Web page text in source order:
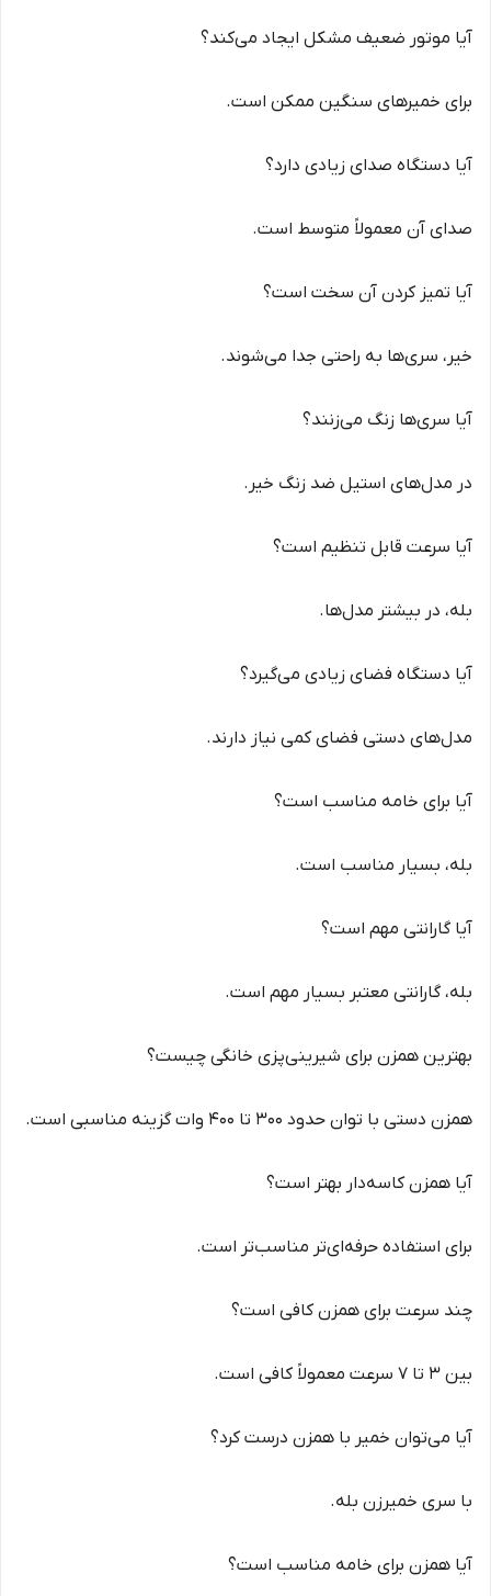
آیا موتور ضعیف مشکل ایجاد می‌کند؟
برای خمیرهای سنگین ممکن است.
آیا دستگاه صدای زیادی دارد؟
صدای آن معمولاً متوسط است.
آیا تمیز کردن آن سخت است؟
خیر، سری‌ها به راحتی جدا می‌شوند.
آیا سری‌ها زنگ می‌زنند؟
در مدل‌های استیل ضد زنگ خیر.
آیا سرعت قابل تنظیم است؟
بله، در بیشتر مدل‌ها.
آیا دستگاه فضای زیادی می‌گیرد؟
مدل‌های دستی فضای کمی نیاز دارند.
آیا برای خامه مناسب است؟
بله، بسیار مناسب است.
آیا گارانتی مهم است؟
بله، گارانتی معتبر بسیار مهم است.
بهترین همزن برای شیرینی‌پزی خانگی چیست؟
همزن دستی با توان حدود 300 تا 400 وات گزینه مناسبی است.
آیا همزن کاسه‌دار بهتر است؟
برای استفاده حرفه‌ای‌تر مناسب‌تر است.
چند سرعت برای همزن کافی است؟
بین 3 تا 7 سرعت معمولاً کافی است.
آیا می‌توان خمیر با همزن درست کرد؟
با سری خمیرزن بله.
آیا همزن برای خامه مناسب است؟